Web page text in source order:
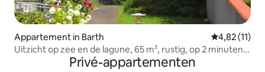
Appartement in Barth Gemiddelde
4,82 (11)
Uitzicht op zee en de lagune, 65 m², rustig, op 2 minuten
Privé-appartementen